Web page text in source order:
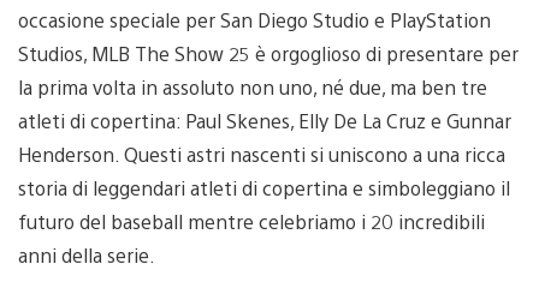
occasione speciale per San Diego Studio e PlayStation
Studios, MLB The Show 25 è orgoglioso di presentare per
la prima volta in assoluto non uno, né due, ma ben tre
atleti di copertina: Paul Skenes, Elly De La Cruz e Gunnar
Henderson. Questi astri nascenti si uniscono a una ricca
storia di leggendari atleti di copertina e simboleggiano il
futuro del baseball mentre celebriamo i 20 incredibili
anni della serie.